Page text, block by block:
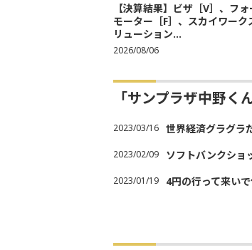
【決算結果】ビザ［V］、フォ
モーター［F］、スカイワーク
リューション...
2026/08/06
「サンプラザ中野
2023/03/16 世界経済グラグラ
2023/02/09 ソフトバンクショ
2023/01/19 4円の行って来い